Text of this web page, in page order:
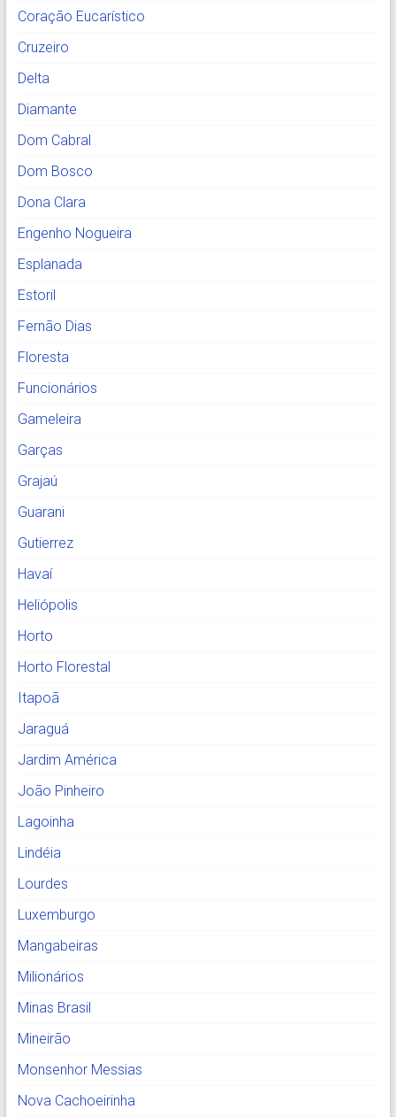
Coração Eucarístico
Cruzeiro
Delta
Diamante
Dom Cabral
Dom Bosco
Dona Clara
Engenho Nogueira
Esplanada
Estoril
Fernão Dias
Floresta
Funcionários
Gameleira
Garças
Grajaú
Guarani
Gutierrez
Havaí
Heliópolis
Horto
Horto Florestal
Itapoã
Jaraguá
Jardim América
João Pinheiro
Lagoinha
Lindéia
Lourdes
Luxemburgo
Mangabeiras
Milionários
Minas Brasil
Mineirão
Monsenhor Messias
Nova Cachoeirinha